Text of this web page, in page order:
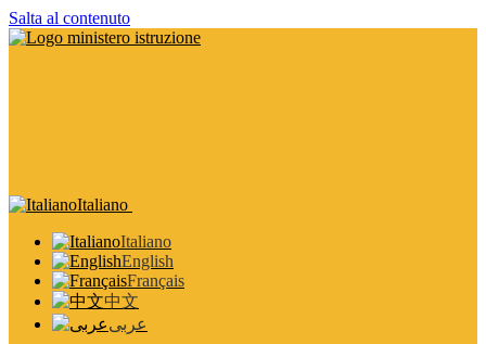
Salta al contenuto
Italiano
Italiano
English
Français
中文
عربى